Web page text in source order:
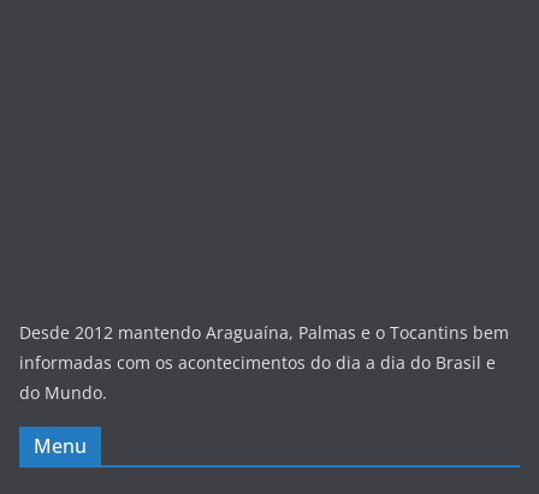
Desde 2012 mantendo Araguaína, Palmas e o Tocantins bem
informadas com os acontecimentos do dia a dia do Brasil e
do Mundo.
Menu